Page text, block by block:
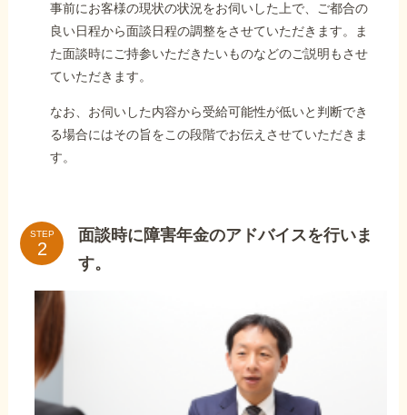
事前にお客様の現状の状況をお伺いした上で、ご都合の
良い日程から面談日程の調整をさせていただきます。ま
た面談時にご持参いただきたいものなどのご説明もさせ
ていただきます。
なお、お伺いした内容から受給可能性が低いと判断でき
る場合にはその旨をこの段階でお伝えさせていただきま
す。
STEP
面談時に障害年金のアドバイスを行いま
す。